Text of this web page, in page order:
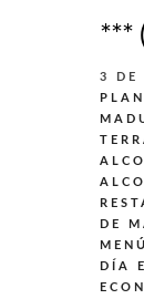
***
3 DE
DE
DÍA